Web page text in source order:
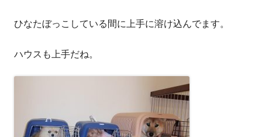
ひなたぼっこしている間に上手に溶け込んでます。
ハウスも上手だね。